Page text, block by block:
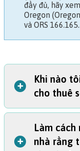
đầy đủ, hãy xem
Oregon
và ORS 166.165.
Khi nào
cho thuê
+
Quý vị có thể phá
hai trường hợp:
Làm cách
nhà rằng
+